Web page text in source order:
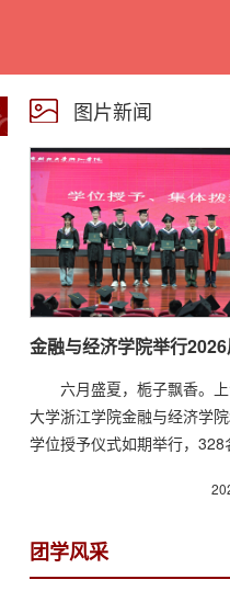
图片新闻
金融与经济学院举行
六月盛夏，栀子飘香。
大学浙江学院金融与经济学
学位授予仪式如期举行，
团学风采